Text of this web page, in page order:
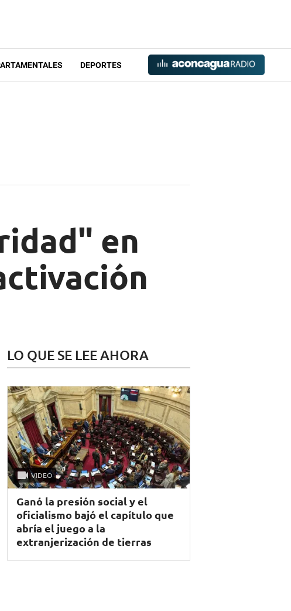
DEPORTES
en
LO QUE SE LEE AHORA
VIDEO
Ganó la presión social y el
oficialismo bajó el capítulo que
abría el juego a la
extranjerización de tierras